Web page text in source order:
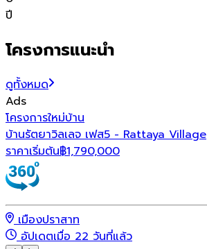
ปี
โครงการแนะนำ
ดูทั้งหมด
Ads
โครงการใหม่บ้าน
บ้านรัตยาวิลเลจ เฟส5 - Rattaya Village
ราคาเริ่มต้น฿1,790,000
เมืองปราสาท
อัปเดตเมื่อ 22 วันที่แล้ว